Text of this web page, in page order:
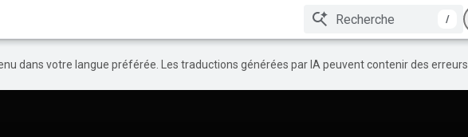
/
dans votre langue préférée. Les traductions générées par IA peuvent contenir des erreurs.